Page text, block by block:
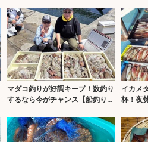
マダコ釣りが好調キープ！数釣り
するなら今がチャンス【船釣り釣
イカメ
杯！夜